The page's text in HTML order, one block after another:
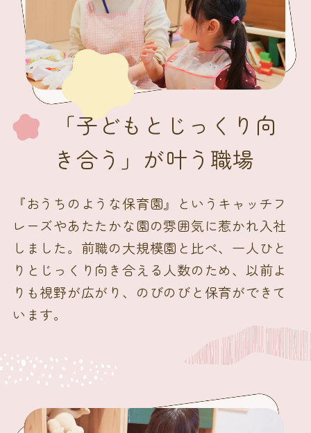
「子どもとじっくり向
き合う」が叶う職場
『おうちのような保育園』というキャッチフ
レーズやあたたかな園の雰囲気に惹かれ入社
しました。前職の大規模園と比べ、一人ひと
りとじっくり向き合える人数のため、以前よ
りも視野が広がり、のびのびと保育ができて
います。